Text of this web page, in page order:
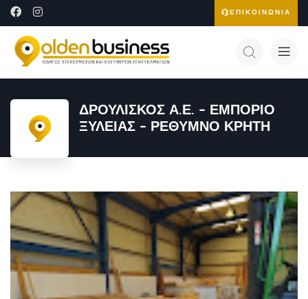
ΕΠΙΚΟΙΝΩΝΙΑ
ΔΡΟΥΛΙΣΚΟΣ Α.Ε. – ΕΜΠΟΡΙΟ
ΞΥΛΕΙΑΣ – ΡΕΘΥΜΝΟ ΚΡΗΤΗ